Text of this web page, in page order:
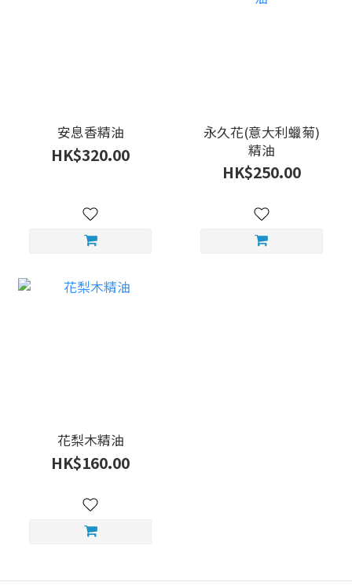
安息香精油
HK$320.00
永久花(意大利蠟菊)
精油
HK$250.00
花梨木精油
HK$160.00